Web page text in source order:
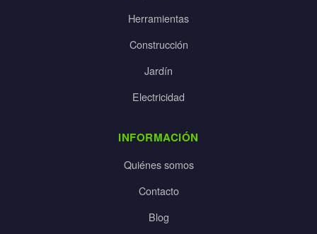
Herramientas
Construcción
Jardín
Electricidad
INFORMACIÓN
Quiénes somos
Contacto
Blog